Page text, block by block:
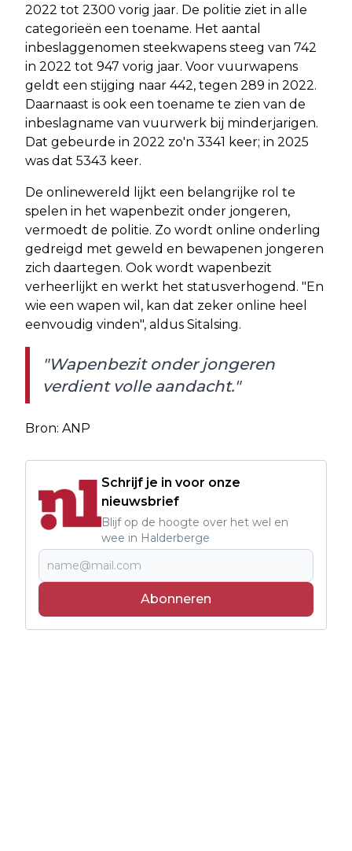
2022 tot 2300 vorig jaar. De politie ziet in alle
categorieën een toename. Het aantal
inbeslaggenomen steekwapens steeg van 742
in 2022 tot 947 vorig jaar. Voor vuurwapens
geldt een stijging naar 442, tegen 289 in 2022.
Daarnaast is ook een toename te zien van de
inbeslagname van vuurwerk bij minderjarigen.
Dat gebeurde in 2022 zo'n 3341 keer; in 2025
was dat 5343 keer.
De onlinewereld lijkt een belangrijke rol te
spelen in het wapenbezit onder jongeren,
vermoedt de politie. Zo wordt online onderling
gedreigd met geweld en bewapenen jongeren
zich daartegen. Ook wordt wapenbezit
verheerlijkt en werkt het statusverhogend. "En
wie een wapen wil, kan dat zeker online heel
eenvoudig vinden", aldus Sitalsing.
"Wapenbezit onder jongeren
verdient volle aandacht."
Bron: ANP
Schrijf je in voor onze
nieuwsbrief
Blijf op de hoogte over het wel en
wee in Halderberge
Abonneren